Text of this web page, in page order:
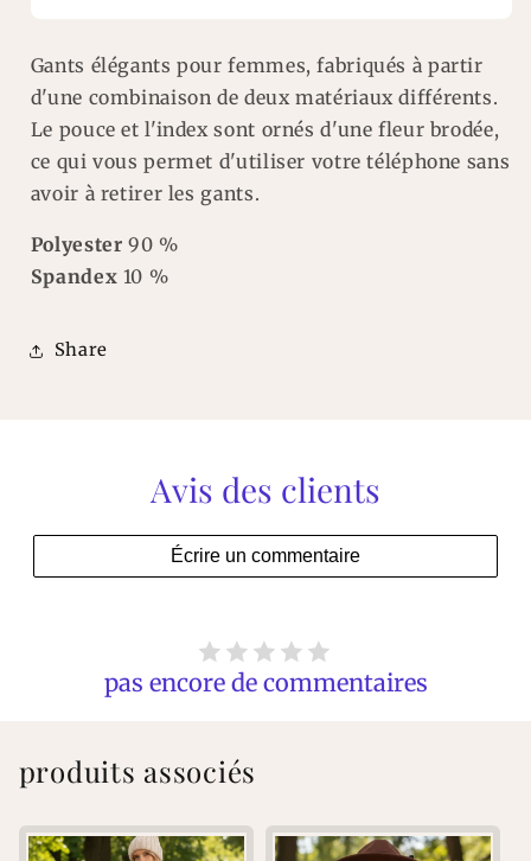
Gants élégants pour femmes, fabriqués à partir
d'une combinaison de deux matériaux différents.
Le pouce et l'index sont ornés d'une fleur brodée,
ce qui vous permet d'utiliser votre téléphone sans
avoir à retirer les gants.
Polyester 90 %
Spandex 10 %
Share
Avis des clients
Écrire un commentaire
pas encore de commentaires
produits associés